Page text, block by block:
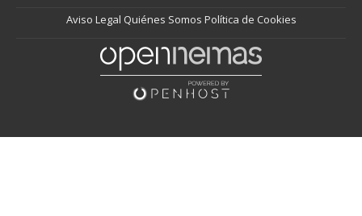
Aviso Legal Quiénes Somos Política de Cookies